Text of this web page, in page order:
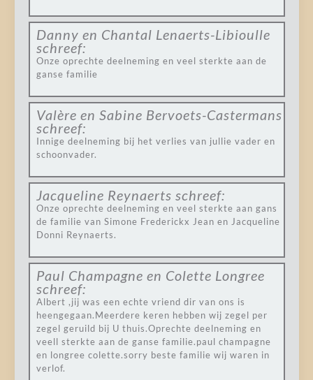
Danny en Chantal Lenaerts-Libioulle
schreef:
Onze oprechte deelneming en veel sterkte aan de
ganse familie
Valère en Sabine Bervoets-Castermans
schreef:
Innige deelneming bij het verlies van jullie vader en
schoonvader.
Jacqueline Reynaerts schreef:
Onze oprechte deelneming en veel sterkte aan gans
de familie van Simone Frederickx Jean en Jacqueline
Donni Reynaerts.
Paul Champagne en Colette Longree
schreef:
Albert ,jij was een echte vriend dir van ons is
heengegaan.Meerdere keren hebben wij zegel per
zegel geruild bij U thuis.Oprechte deelneming en
veell sterkte aan de ganse familie.paul champagne
en longree colette.sorry beste familie wij waren in
verlof.